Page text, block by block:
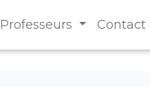
Professeurs Contact